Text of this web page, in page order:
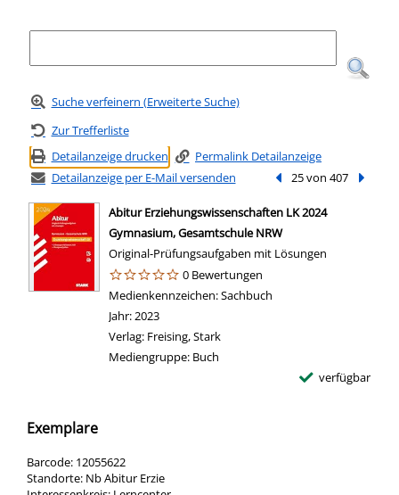
Suche verfeinern (Erweiterte Suche)
Zur Trefferliste
Detailanzeige drucken
Permalink Detailanzeige
Detailanzeige per E-Mail versenden
Vorheriger Treffer
25 von 407
Abitur Erziehungswissenschaften LK 2024
Gymnasium, Gesamtschule NRW
Original-Prüfungsaufgaben mit Lösungen
0 Bewertungen
Suche nach diesem Verfasser
Medienkennzeichen:Sachbuch
Jahr:2023
Verlag: Freising, Stark
Mediengruppe: Buch
verfügbar
Exemplare
Barcode: 12055622
Standorte: Nb Abitur Erzie